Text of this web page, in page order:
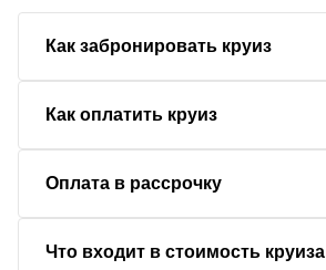
Как забронировать круиз
Как оплатить круиз
Оплата в рассрочку
Что входит в стоимость круиза